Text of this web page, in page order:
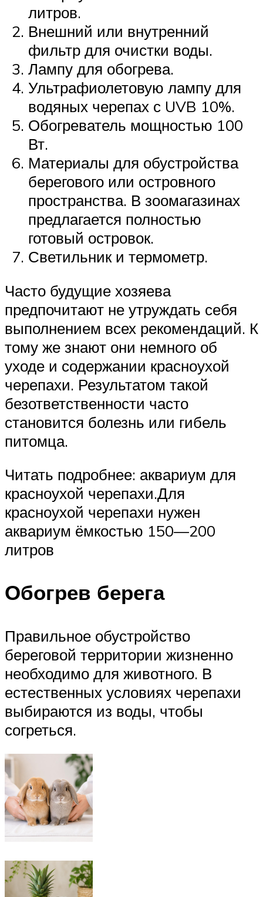
литров.
Внешний или внутренний
фильтр для очистки воды.
Лампу для обогрева.
Ультрафиолетовую лампу для
водяных черепах с UVB 10%.
Обогреватель мощностью 100
Вт.
Материалы для обустройства
берегового или островного
пространства. В зоомагазинах
предлагается полностью
готовый островок.
Светильник и термометр.
Часто будущие хозяева
предпочитают не утруждать себя
выполнением всех рекомендаций. К
тому же знают они немного об
уходе и содержании красноухой
черепахи. Результатом такой
безответственности часто
становится болезнь или гибель
питомца.
Читать подробнее: аквариум для
красноухой черепахи.Для
красноухой черепахи нужен
аквариум ёмкостью 150—200
литров
Обогрев берега
Правильное обустройство
береговой территории жизненно
необходимо для животного. В
естественных условиях черепахи
выбираются из воды, чтобы
согреться.